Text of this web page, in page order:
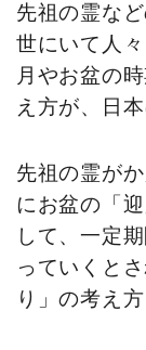
先祖の霊な
世にいて人
月やお盆の
え方が、日
先祖の霊が
にお盆の「
して、一定
っていくと
り」の考え